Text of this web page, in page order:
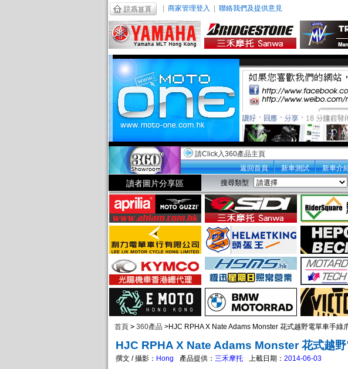
商家管理登入 聯絡我們及提供意見
請Click入360產品主頁
返回首頁
新車測試 新車介
讀者圖片分享區 搜尋類型
首頁 > 360產品 >HJC RPHA X Nate Adams Monster 花式越野電單車手綠
HJC RPHA X Nate Adams Monster 花式越
撰文 / 攝影： Hong 產品提供： 三禾摩托 上載日期： 2014-06-03